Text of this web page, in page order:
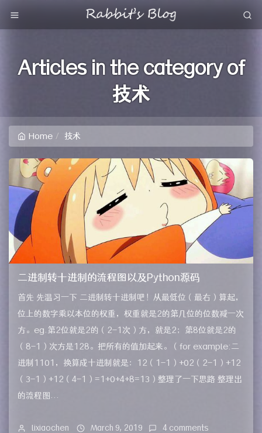
Articles in the category of
技术
Home 技术
二进制转十进制的流程图以及Python源码
首先 先温习一下 二进制转十进制吧！从最低位（最右）算起，
位上的数字乘以本位的权重，权重就是2的第几位的位数减一次
方。eg.第2位就是2的（2-1次）方，就是2；第8位就是2的
（8-1）次方是128。把所有的值加起来。（for example:二
进制1101，换算成十进制就是：12（1-1）+02（2-1）+12
（3-1）+12（4-1）=1+0+4+8=13）整理了一下思路 整理出
的流程图...
lixiaochen March 9, 2019 4 comments